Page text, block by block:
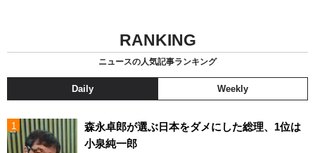
RANKING
ニュースの人気記事ランキング
Daily Weekly
森永卓郎が選ぶ日本をダメにした総理、1位は
小泉純一郎